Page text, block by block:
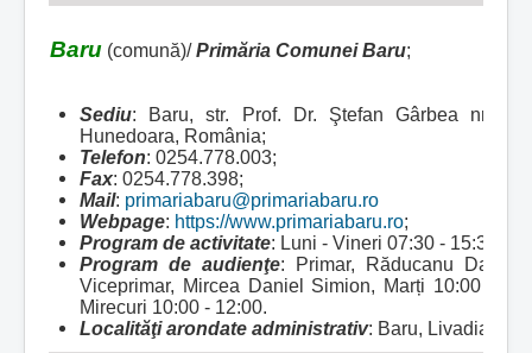
Baru (comună)/ Primăria Comunei Baru;
Sediu: Baru, str. Prof. Dr. Ştefan Gârbea nr.
Hunedoara, România;
Telefon: 0254.778.003;
Fax: 0254.778.398;
Mail: primariabaru@primariabaru.ro
Webpage: https://www.primariabaru.ro;
Program de activitate: Luni - Vineri 07:30 - 15:30;
Program de audienţe: Primar, Răducanu
Viceprimar, Mircea Daniel Simion, Marți 10:00 -
Mirecuri 10:00 - 12:00.
Localităţi arondate administrativ: Baru, Livadia,